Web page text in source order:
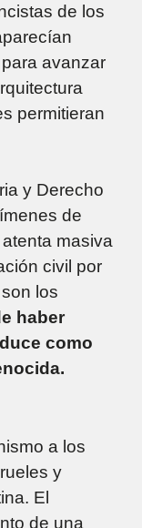
de los
avanzar
permitieran
y Derecho
de
masiva
civil por
los
haber
como
a los
y
El
de una